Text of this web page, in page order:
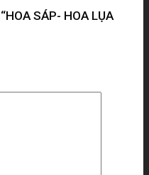
SÁP- HOA LỤA